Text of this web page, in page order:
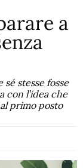
a
stesse fosse
con l’idea che
primo posto